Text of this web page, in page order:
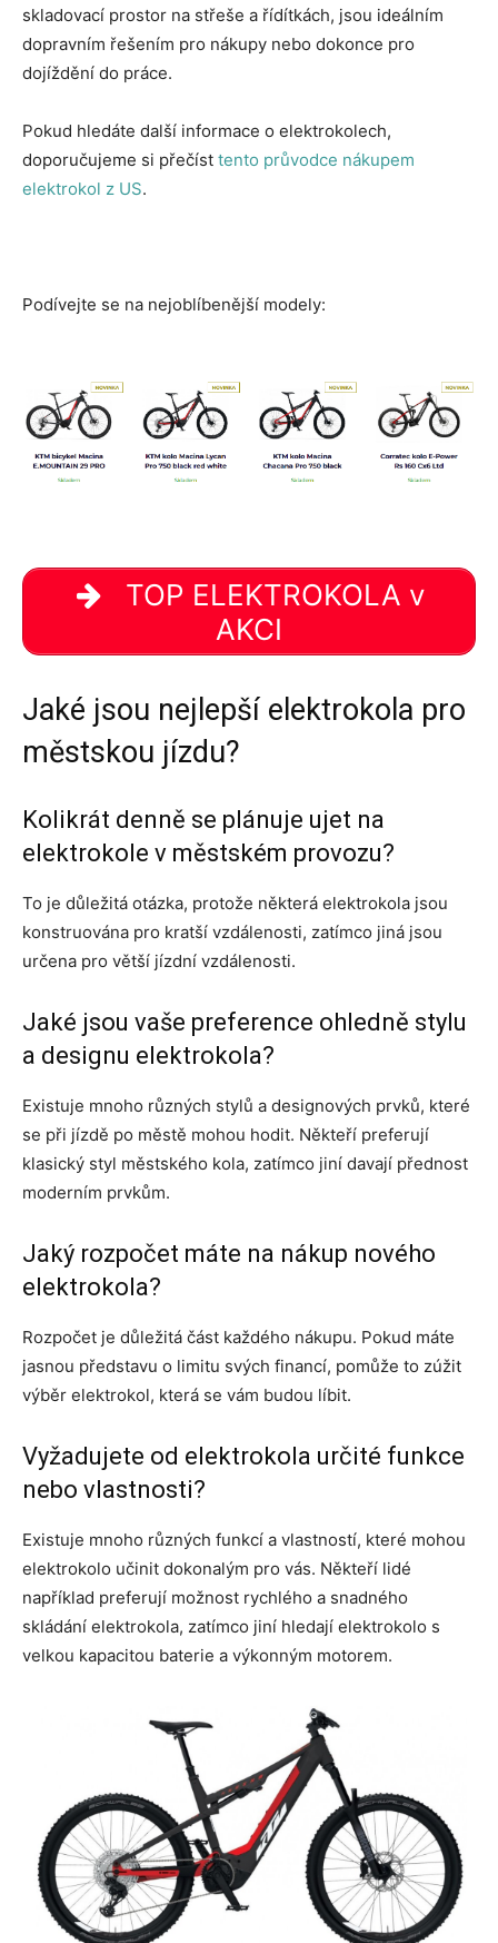
skladovací prostor na střeše a řídítkách, jsou ideálním
dopravním řešením pro nákupy nebo dokonce pro
dojíždění do práce.
Pokud hledáte další informace o elektrokolech,
doporučujeme si přečíst tento průvodce nákupem
elektrokol z US.
Podívejte se na nejoblíbenější modely:
TOP ELEKTROKOLA v
AKCI
Jaké jsou nejlepší elektrokola pro
městskou jízdu?
Kolikrát denně se plánuje ujet na
elektrokole v městském provozu?
To je důležitá otázka, protože některá elektrokola jsou
konstruována pro kratší vzdálenosti, zatímco jiná jsou
určena pro větší jízdní vzdálenosti.
Jaké jsou vaše preference ohledně stylu
a designu elektrokola?
Existuje mnoho různých stylů a designových prvků, které
se při jízdě po městě mohou hodit. Někteří preferují
klasický styl městského kola, zatímco jiní davají přednost
moderním prvkům.
Jaký rozpočet máte na nákup nového
elektrokola?
Rozpočet je důležitá část každého nákupu. Pokud máte
jasnou představu o limitu svých financí, pomůže to zúžit
výběr elektrokol, která se vám budou líbit.
Vyžadujete od elektrokola určité funkce
nebo vlastnosti?
Existuje mnoho různých funkcí a vlastností, které mohou
elektrokolo učinit dokonalým pro vás. Někteří lidé
například preferují možnost rychlého a snadného
skládání elektrokola, zatímco jiní hledají elektrokolo s
velkou kapacitou baterie a výkonným motorem.